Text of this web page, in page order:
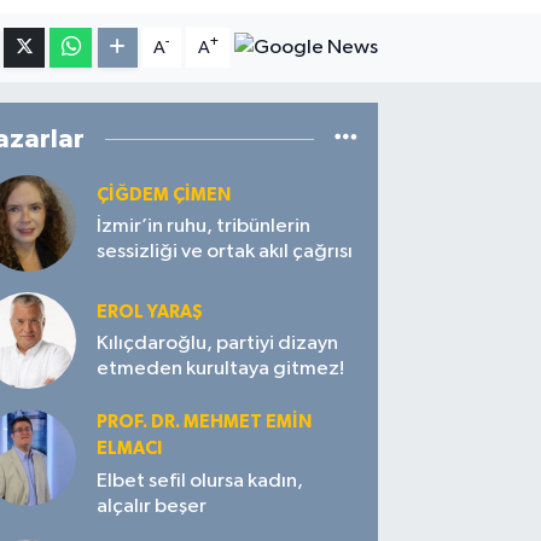
A- A+
ÇIĞDEM ÇIMEN
İzmir’in ruhu, tribünlerin
sessizliği ve ortak akıl çağrısı
EROL YARAŞ
Kılıçdaroğlu, partiyi dizayn
etmeden kurultaya gitmez!
PROF. DR. MEHMET EMIN
ELMACI
Elbet sefil olursa kadın,
alçalır beşer